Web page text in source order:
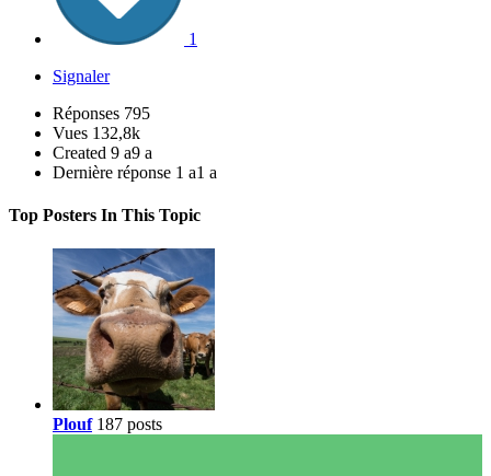
1
Signaler
Réponses 795
Vues 132,8k
Created 9 a9 a
Dernière réponse 1 a1 a
Top Posters In This Topic
Plouf 187 posts